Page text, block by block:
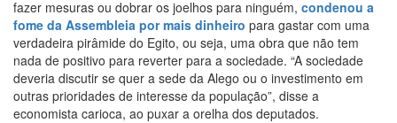
fazer mesuras ou dobrar os joelhos para ninguém, condenou a
fome da Assembleia por mais dinheiro para gastar com uma
verdadeira pirâmide do Egito, ou seja, uma obra que não tem
nada de positivo para reverter para a sociedade. “A sociedade
deveria discutir se quer a sede da Alego ou o investimento em
outras prioridades de interesse da população”, disse a
economista carioca, ao puxar a orelha dos deputados.